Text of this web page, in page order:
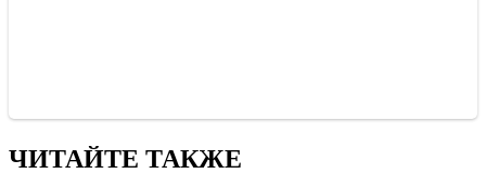
ЧИТАЙТЕ ТАКЖЕ